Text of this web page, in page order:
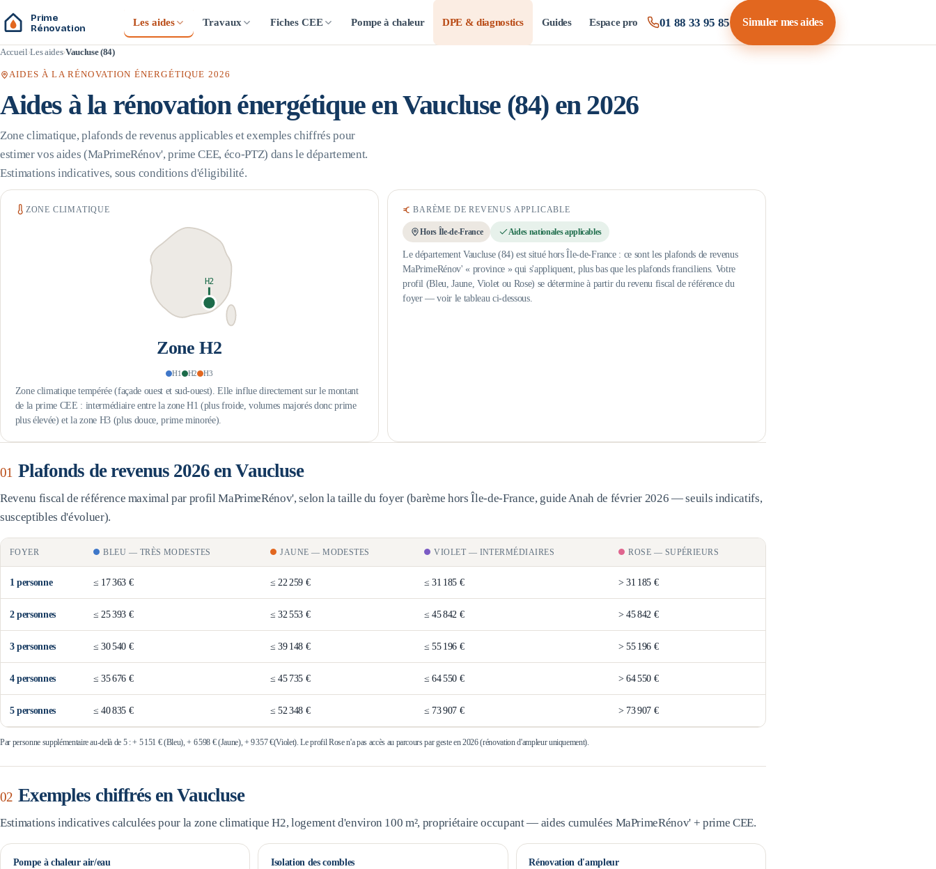
Prime
Rénovation
Les aides Travaux Fiches CEE Pompe à chaleur DPE & diagnostics Guides Espace pro 01 88 33 95 85 Simuler mes aides
Accueil Les aides Vaucluse (84)
AIDES À LA RÉNOVATION ÉNERGÉTIQUE 2026
Aides à la rénovation énergétique enVaucluse (84) en 2026
Zone climatique, plafonds de revenus applicables et exemples chiffrés pour
estimer vos aides (MaPrimeRénov', prime CEE, éco-PTZ) dans le département.
Estimations indicatives, sous conditions d'éligibilité.
ZONE CLIMATIQUE
H2
ZoneH2
H1 H2 H3
Zone climatique tempérée (façade ouest et sud-ouest). Elle influe directement sur le montant
de la prime CEE : intermédiaire entre la zone H1 (plus froide, volumes majorés donc prime
plus élevée) et la zone H3 (plus douce, prime minorée).
BARÈME DE REVENUS APPLICABLE
Hors Île-de-France Aides nationales applicables
Le département Vaucluse (84) est situé hors Île-de-France : ce sont les plafonds de revenus
MaPrimeRénov' « province » qui s'appliquent, plus bas que les plafonds franciliens. Votre
profil (Bleu, Jaune, Violet ou Rose) se détermine à partir du revenu fiscal de référence du
foyer — voir le tableau ci-dessous.
01 Plafonds de revenus 2026 en Vaucluse
Revenu fiscal de référence maximal par profil MaPrimeRénov', selon la taille du foyer (barème hors Île-de-France, guide Anah de février 2026 — seuils indicatifs,
susceptibles d'évoluer).
FOYER BLEU — TRÈS MODESTES JAUNE — MODESTES VIOLET — INTERMÉDIAIRES ROSE — SUPÉRIEURS
1personne ≤ 17 363 € ≤22 259 € ≤31 185 € >31 185 €
2personnes ≤25 393 € ≤32 553 € ≤45 842 € >45 842 €
3personnes ≤30 540 € ≤39 148 € ≤55 196 € >55 196 €
4personnes ≤35 676 € ≤45 735 € ≤64 550 € >64 550 €
5personnes ≤40 835 € ≤52 348 € ≤ 73 907 € > 73 907 €
Par personne supplémentaire au-delà de 5 : + 5 151 €(Bleu), + 6 598 €(Jaune), + 9 357 €(Violet). Le profil Rose n'a pas accès au parcours par geste en 2026 (rénovation d'ampleur uniquement).
02 Exemples chiffrés enVaucluse
Estimations indicatives calculées pour la zone climatique H2, logement d'environ 100 m², propriétaire occupant — aides cumulées MaPrimeRénov' + prime CEE.
Pompe à chaleur air/eau Isolation des combles Rénovation d'ampleur